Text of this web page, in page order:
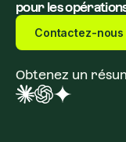
pour les
Contactez-nous
Obtenez un